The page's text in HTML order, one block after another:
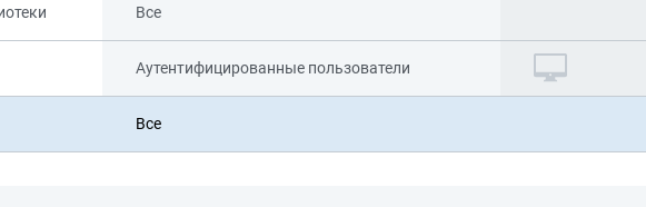
Все
Аутентифицированные пользователи
Все